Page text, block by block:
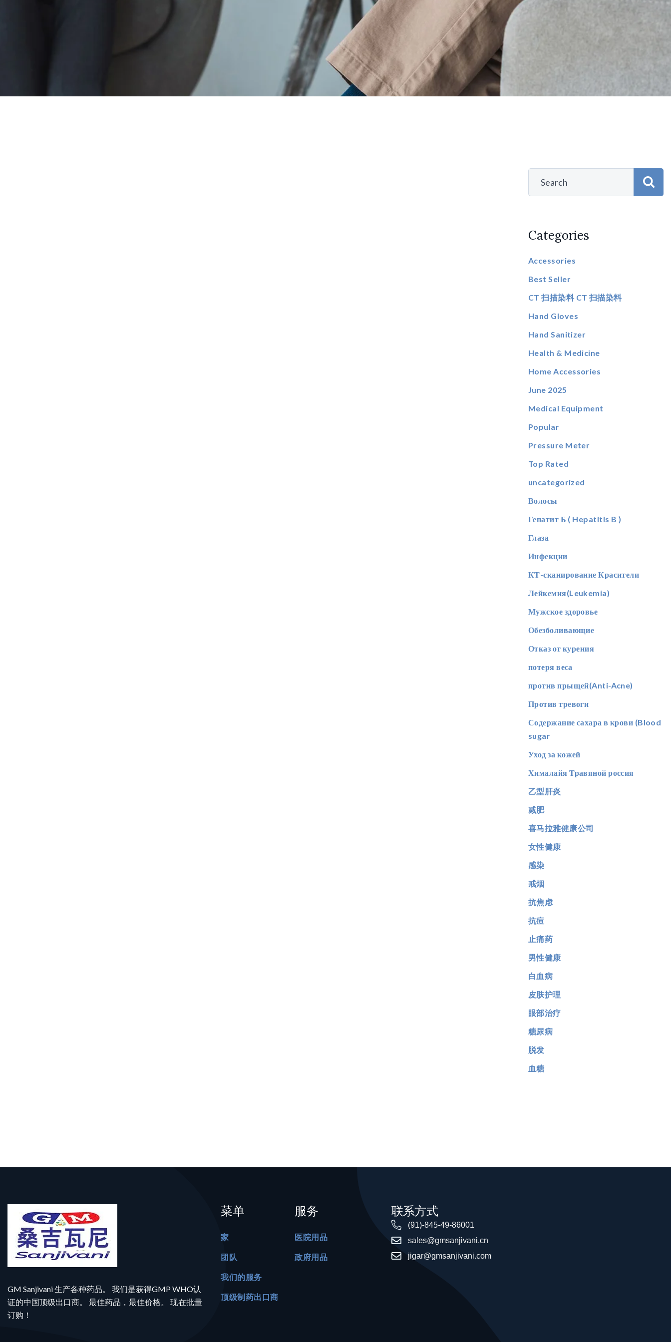
Categories
Accessories
Best Seller
CT 扫描染料 CT 扫描染料
Hand Gloves
Hand Sanitizer
Health & Medicine
Home Accessories
June 2025
Medical Equipment
Popular
Pressure Meter
Top Rated
uncategorized
Волосы
Гепатит Б ( Hepatitis B )
Глаза
Инфекции
КТ-сканирование Красители
Лейкемия(Leukemia)
Мужское здоровье
Обезболивающие
Отказ от курения
потеря веса
против прыщей(Anti-Acne)
Против тревоги
Содержание сахара в крови (Blood
sugar
Уход за кожей
Хималайя Травяной россия
乙型肝炎
减肥
喜马拉雅健康公司
女性健康
感染
戒烟
抗焦虑
抗痘
止痛药
男性健康
白血病
皮肤护理
眼部治疗
糖尿病
脱发
血糖
GM Sanjivani 生产各种药品。 我们是获得GMP WHO认
证的中国顶级出口商。 最佳药品，最佳价格。 现在批量
订购！
菜单
家
团队
我们的服务
顶级制药出口商
服务
医院用品
政府用品
联系方式
(91)-845-49-86001
sales@gmsanjivani.cn
jigar@gmsanjivani.com